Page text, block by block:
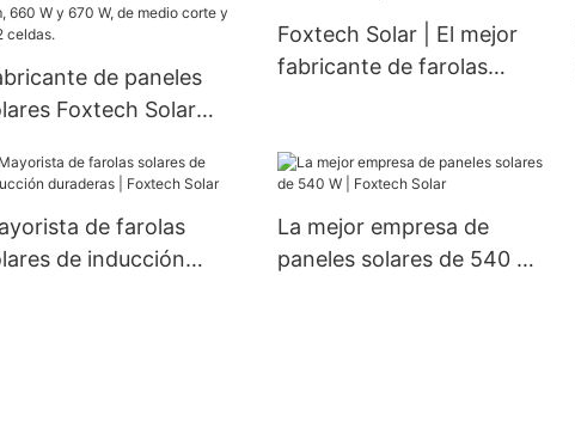
48 V, 120/240 V, para
fuera de la red.
W, a precios económicos.
de paneles
Foxtech Solar
660 W y 670 W, de
Foxtech Solar | El mejor
fabricante de farolas
de farolas
de inducción
La mejor empresa de
paneles solares de 540 W |